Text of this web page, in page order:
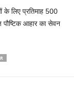
के लिए प्रतिमाह 500
पौष्टिक आहार का सेवन